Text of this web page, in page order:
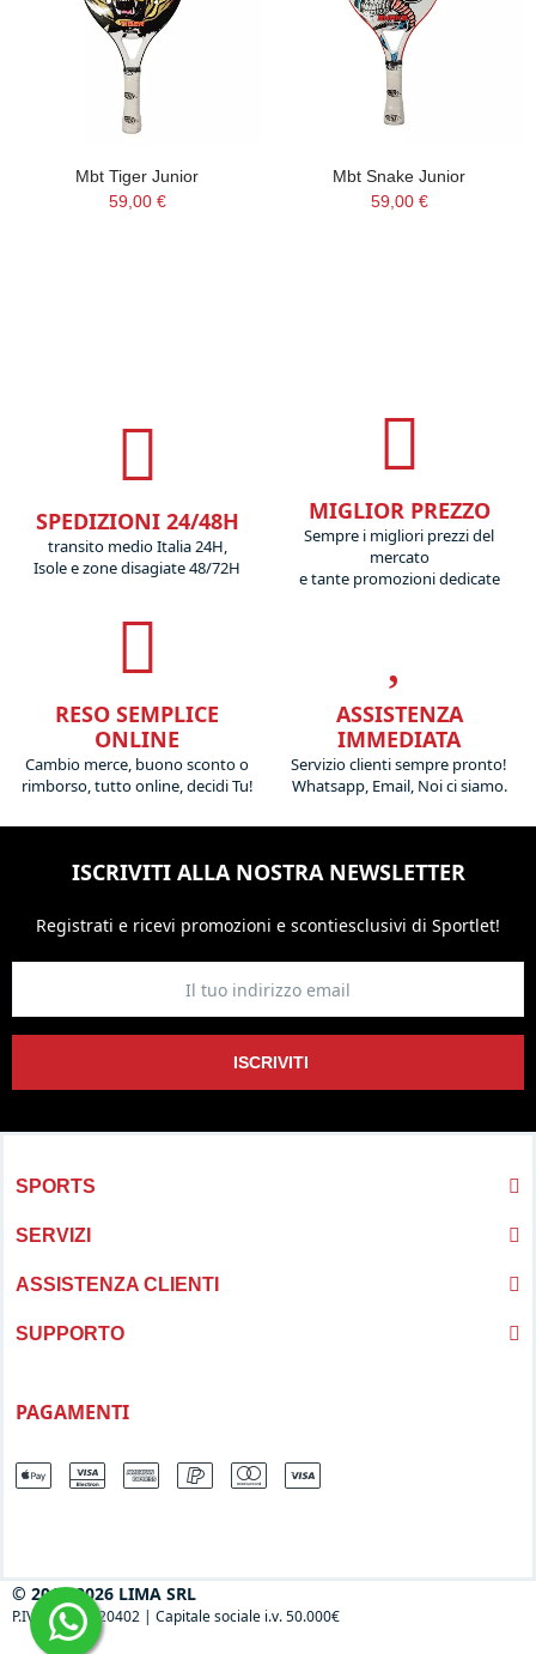
Mbt Tiger Junior
59,00 €
Mbt Snake Junior
59,00 €
SPEDIZIONI 24/48H
transito medio Italia 24H,
Isole e zone disagiate 48/72H
MIGLIOR PREZZO
Sempre i migliori prezzi del
mercato
e tante promozioni dedicate
RESO SEMPLICE
ONLINE
Cambio merce, buono sconto o
rimborso, tutto online, decidi Tu!
ASSISTENZA
IMMEDIATA
Servizio clienti sempre pronto!
Whatsapp, Email, Noi ci siamo.
ISCRIVITI ALLA NOSTRA NEWSLETTER
Registrati e ricevi promozioni e scontiesclusivi di Sportlet!
ISCRIVITI
SPORTS
SERVIZI
ASSISTENZA CLIENTI
SUPPORTO
PAGAMENTI
© 2013-2026 LIMA SRL
P.IVA 04697120402 | Capitale sociale i.v. 50.000€